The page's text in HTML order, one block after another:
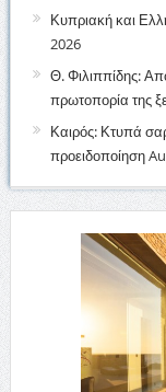
Κυπριακή και
2026
Θ. Φιλιππίδης:
πρωτοπορία της
Καιρός: Κτυπά
προειδοποίηση